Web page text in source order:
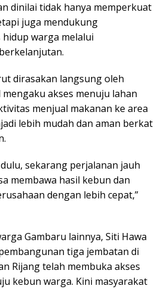
dinilai tidak hanya memperkuat
juga mendukung
warga melalui
dirasakan langsung oleh
akses menuju lahan
menjual makanan ke area
lebih mudah dan aman berkat
sekarang perjalanan jauh
membawa hasil kebun dan
dengan lebih cepat,”
Gambaru lainnya, Siti Hawa
tiga jembatan di
Rijang telah membuka akses
kebun warga. Kini masyarakat